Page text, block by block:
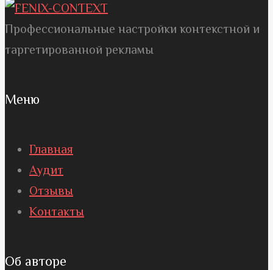
Профессиональные настройки контекстной и
таргетированной рекламы
Меню
Главная
Аудит
Отзывы
Контакты
Об авторе